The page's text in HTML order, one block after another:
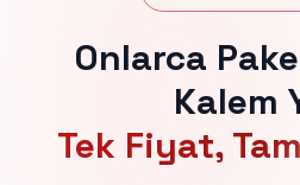
Onlarca
Kalem
Tek Fiyat,